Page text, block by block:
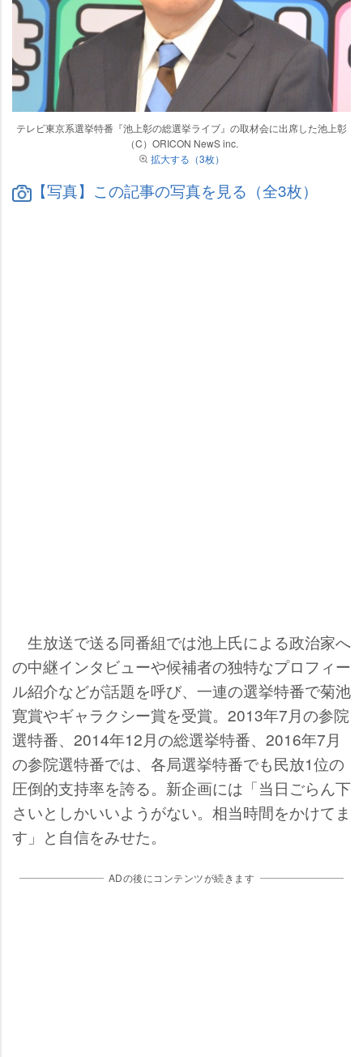
テレビ東京系選挙特番『池上彰の総選挙ライブ』の取材会に出席した池上彰
（C）ORICON NewS inc.
拡大する（3枚）
【写真】この記事の写真を見る（全3枚）
生放送で送る同番組では池上氏による政治家へ
の中継インタビューや候補者の独特なプロフィー
ル紹介などが話題を呼び、一連の選挙特番で菊池
寛賞やギャラクシー賞を受賞。2013年7月の参院
選特番、2014年12月の総選挙特番、2016年7月
の参院選特番では、各局選挙特番でも民放1位の
圧倒的支持率を誇る。新企画には「当日ごらん下
さいとしかいいようがない。相当時間をかけてま
す」と自信をみせた。
ADの後にコンテンツが続きます